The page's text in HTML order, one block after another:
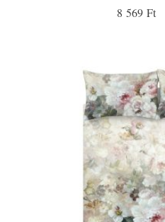
8 569 Ft